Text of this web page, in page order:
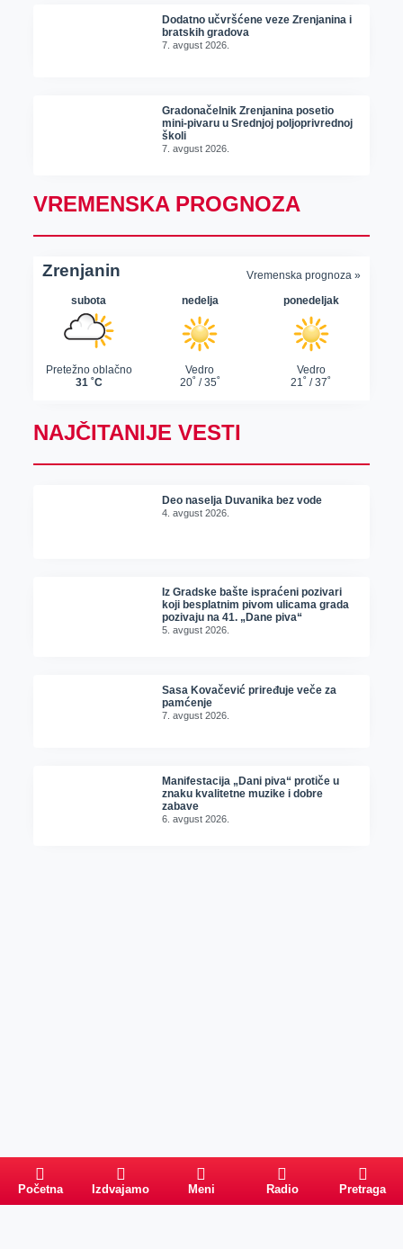
Dodatno učvršćene veze Zrenjanina i
bratskih gradova
7. avgust 2026.
Gradonačelnik Zrenjanina posetio
mini-pivaru u Srednjoj poljoprivrednoj
školi
7. avgust 2026.
VREMENSKA PROGNOZA
NAJČITANIJE VESTI
Deo naselja Duvanika bez vode
4. avgust 2026.
Iz Gradske bašte ispraćeni pozivari
koji besplatnim pivom ulicama grada
pozivaju na 41. „Dane piva“
5. avgust 2026.
Sasa Kovačević priređuje veče za
pamćenje
7. avgust 2026.
Manifestacija „Dani piva“ protiče u
znaku kvalitetne muzike i dobre
zabave
6. avgust 2026.
Početna Izdvajamo Meni Radio Pretraga